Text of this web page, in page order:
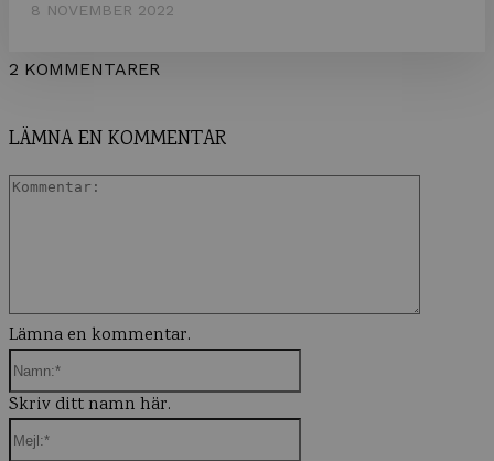
8 NOVEMBER 2022
2 KOMMENTARER
LÄMNA EN KOMMENTAR
Lämna en kommentar.
Skriv ditt namn här.